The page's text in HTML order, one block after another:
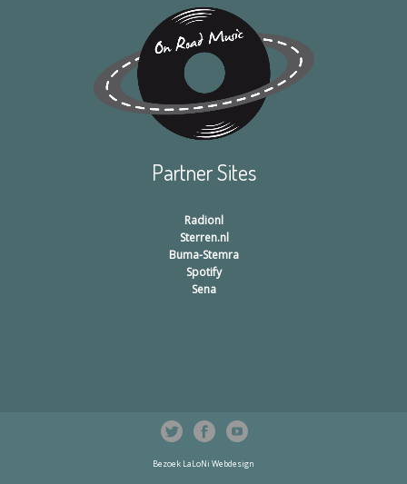
Partner Sites
Radionl
Sterren.nl
Buma-Stemra
Spotify
Sena
Bezoek LaLoNi Webdesign